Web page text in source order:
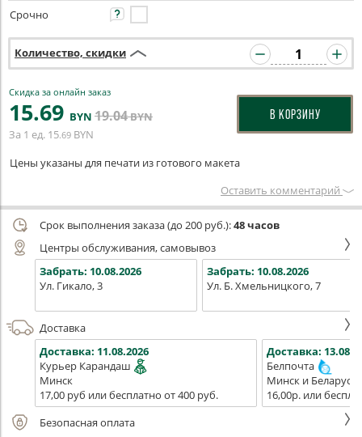
Срочно
Количество, скидки
Скидка за онлайн заказ
15.69 BYN 19.04BYN
За 1 ед. 15.69 BYN
В КОРЗИНУ
Цены указаны для печати из готового макета
Оставить комментарий
Срок выполнения заказа (до 200 руб.):48 часов
Центры обслуживания, самовывоз
Забрать: 10.08.2026
Ул. Гикало, 3
Забрать: 10.08.2026
Ул. Б. Хмельницкого, 7
Доставка
Доставка: 11.08.2026
Курьер Карандаш
Минск
17,00 руб или бесплатно от 400 руб.
Доставка:
Белпочта
Минск и Беларусь
16,00р. или
Безопасная оплата